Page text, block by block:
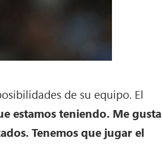
de su equipo. El
estamos teniendo. Me gusta
Tenemos que jugar el